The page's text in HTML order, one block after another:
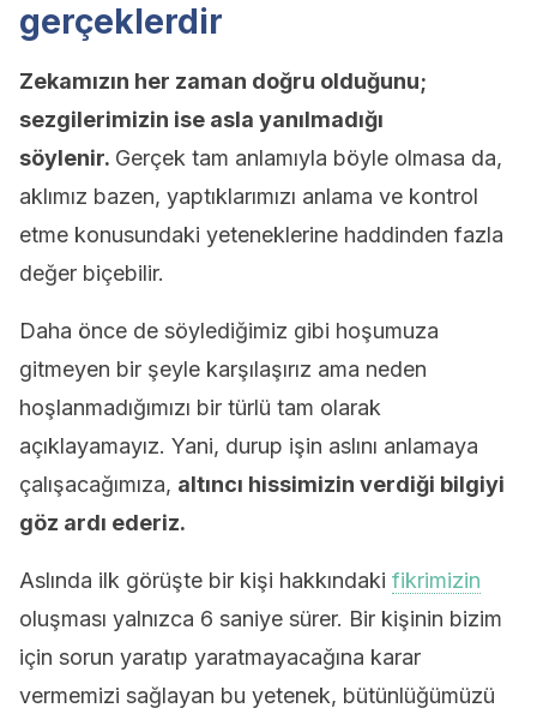
gerçeklerdir
Zekamızın her zaman doğru olduğunu;
sezgilerimizin ise asla yanılmadığı
söylenir. Gerçek tam anlamıyla böyle olmasa da,
aklımız bazen, yaptıklarımızı anlama ve kontrol
etme konusundaki yeteneklerine haddinden fazla
değer biçebilir.
Daha önce de söylediğimiz gibi hoşumuza
gitmeyen bir şeyle karşılaşırız ama neden
hoşlanmadığımızı bir türlü tam olarak
açıklayamayız. Yani, durup işin aslını anlamaya
çalışacağımıza, altıncı hissimizin verdiği bilgiyi
göz ardı ederiz.
Aslında ilk görüşte bir kişi hakkındaki fikrimizin
oluşması yalnızca 6 saniye sürer. Bir kişinin bizim
için sorun yaratıp yaratmayacağına karar
vermemizi sağlayan bu yetenek, bütünlüğümüzü